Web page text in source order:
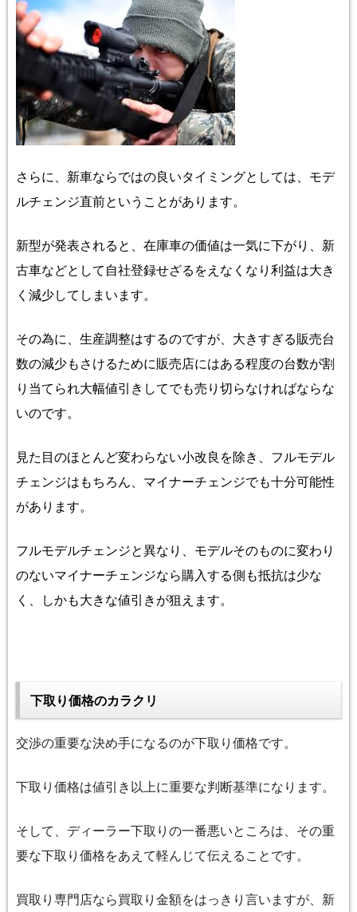
さらに、新車ならではの良いタイミングとしては、モデ
ルチェンジ直前ということがあります。
新型が発表されると、在庫車の価値は一気に下がり、新
古車などとして自社登録せざるをえなくなり利益は大き
く減少してしまいます。
その為に、生産調整はするのですが、大きすぎる販売台
数の減少もさけるために販売店にはある程度の台数が割
り当てられ大幅値引きしてでも売り切らなければならな
いのです。
見た目のほとんど変わらない小改良を除き、フルモデル
チェンジはもちろん、マイナーチェンジでも十分可能性
があります。
フルモデルチェンジと異なり、モデルそのものに変わり
のないマイナーチェンジなら購入する側も抵抗は少な
く、しかも大きな値引きが狙えます。
下取り価格のカラクリ
交渉の重要な決め手になるのが下取り価格です。
下取り価格は値引き以上に重要な判断基準になります。
そして、ディーラー下取りの一番悪いところは、その重
要な下取り価格をあえて軽んじて伝えることです。
買取り専門店なら買取り金額をはっきり言いますが、新